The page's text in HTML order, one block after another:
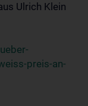
Ulrich Klein
preis-an-